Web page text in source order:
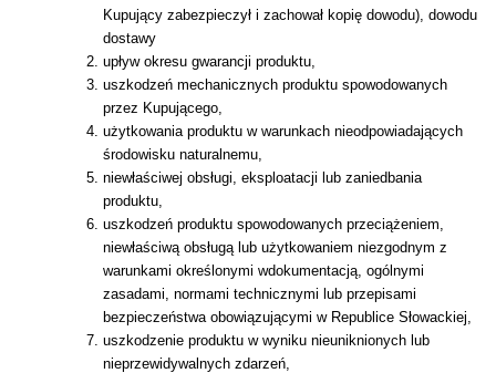
Kupujący zabezpieczył i zachował kopię dowodu), dowodu
dostawy
upływ okresu gwarancji produktu,
uszkodzeń mechanicznych produktu spowodowanych
przez Kupującego,
użytkowania produktu w warunkach nieodpowiadających
środowisku naturalnemu,
niewłaściwej obsługi, eksploatacji lub zaniedbania
produktu,
uszkodzeń produktu spowodowanych przeciążeniem,
niewłaściwą obsługą lub użytkowaniem niezgodnym z
warunkami określonymi wdokumentacją, ogólnymi
zasadami, normami technicznymi lub przepisami
bezpieczeństwa obowiązującymi w Republice Słowackiej,
uszkodzenie produktu w wyniku nieuniknionych lub
nieprzewidywalnych zdarzeń,